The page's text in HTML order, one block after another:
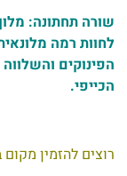
תחתונה: מלון
רמה מלונאית
והשלווה
להזמין מקום